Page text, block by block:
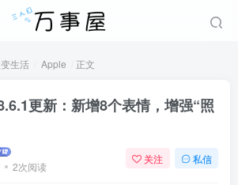
生活 Apple 正文
更新：新增8个表情，增强“照
2次阅读
关注 私信